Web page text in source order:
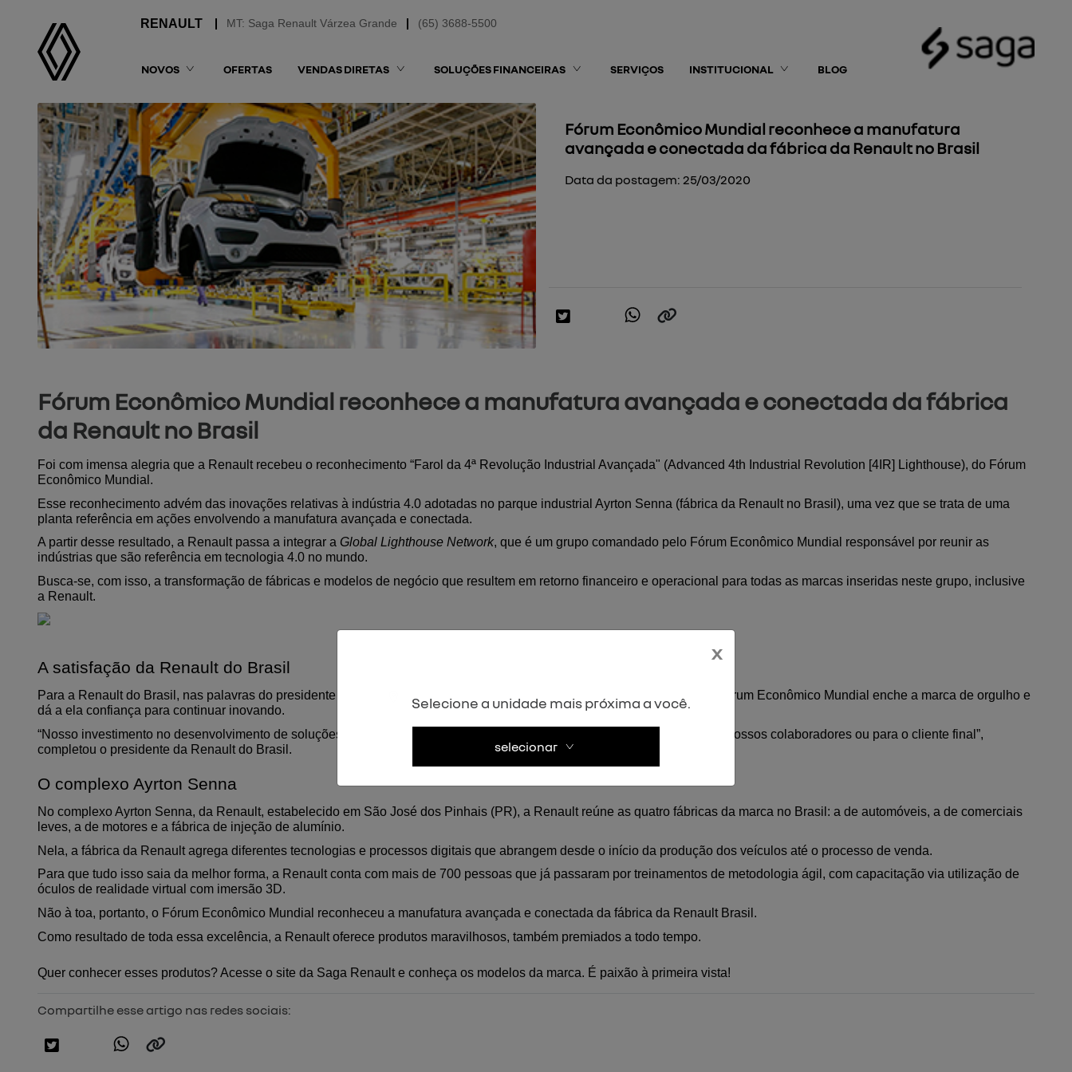
(65) 3688-5500
MT: Saga Renault Várzea Grande
NOVOS OFERTAS VENDAS DIRETAS SOLUÇÕES FINANCEIRAS SERVIÇOS INSTITUCIONAL BLOG
Fórum Econômico Mundial reconhece a manufatura
avançada e conectada da fábrica da Renault no Brasil
Data da postagem: 25/03/2020
Fórum Econômico Mundial reconhece a manufatura avançada e conectada da fábrica
da Renault no Brasil
Foi com imensa alegria que a Renault recebeu o reconhecimento “Farol da 4ª Revolução Industrial Avançada" (Advanced 4th Industrial Revolution [4IR] Lighthouse), do Fórum
Econômico Mundial.
Esse reconhecimento advém das inovações relativas à indústria 4.0 adotadas no parque industrial Ayrton Senna (fábrica da Renault no Brasil), uma vez que se trata de uma
planta referência em ações envolvendo a manufatura avançada e conectada.
A partir desse resultado, a Renault passa a integrar a Global Lighthouse Network, que é um grupo comandado pelo Fórum Econômico Mundial responsável por reunir as
indústrias que são referência em tecnologia 4.0 no mundo.
Busca-se, com isso, a transformação de fábricas e modelos de negócio que resultem em retorno financeiro e operacional para todas as marcas inseridas neste grupo, inclusive
a Renault.
A satisfação da Renault do Brasil
Para a Renault do Brasil, nas palavras do presidente da entidade, Ricardo Gondo, este reconhecimento promovido pelo Fórum Econômico Mundial enche a marca de orgulho e
dá a ela confiança para continuar inovando.
“Nosso investimento no desenvolvimento de soluções da indústria 4.0 visa tornar o dia a dia mais ágil e fácil, seja para os nossos colaboradores ou para o cliente final”,
completou o presidente da Renault do Brasil.
O complexo Ayrton Senna
No complexo Ayrton Senna, da Renault, estabelecido em São José dos Pinhais (PR), a Renault reúne as quatro fábricas da marca no Brasil: a de automóveis, a de comerciais
leves, a de motores e a fábrica de injeção de alumínio.
Nela, a fábrica da Renault agrega diferentes tecnologias e processos digitais que abrangem desde o início da produção dos veículos até o processo de venda.
Para que tudo isso saia da melhor forma, a Renault conta com mais de 700 pessoas que já passaram por treinamentos de metodologia ágil, com capacitação via utilização de
óculos de realidade virtual com imersão 3D.
Não à toa, portanto, o Fórum Econômico Mundial reconheceu a manufatura avançada e conectada da fábrica da Renault Brasil.
Como resultado de toda essa excelência, a Renault oferece produtos maravilhosos, também premiados a todo tempo.
Quer conhecer esses produtos? Acesse o site da Saga Renault e conheça os modelos da marca. É paixão à primeira vista!
Compartilhe esse artigo nas redes sociais:
x
Selecione a unidade mais próxima a você.
selecionar